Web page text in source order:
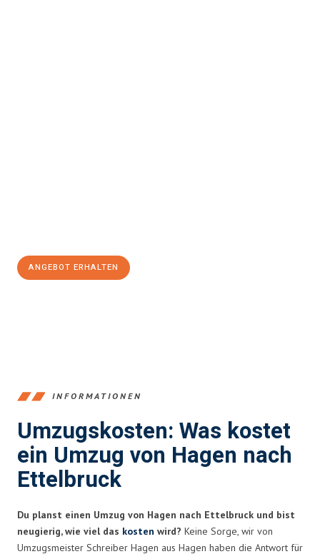
ANGEBOT ERHALTEN
INFORMATIONEN
Umzugskosten: Was kostet
ein Umzug von Hagen nach
Ettelbruck
Du planst einen Umzug von Hagen nach Ettelbruck und bist
neugierig, wie viel das kosten wird? Keine Sorge, wir von
Umzugsmeister Schreiber Hagen aus Hagen haben die Antwort für